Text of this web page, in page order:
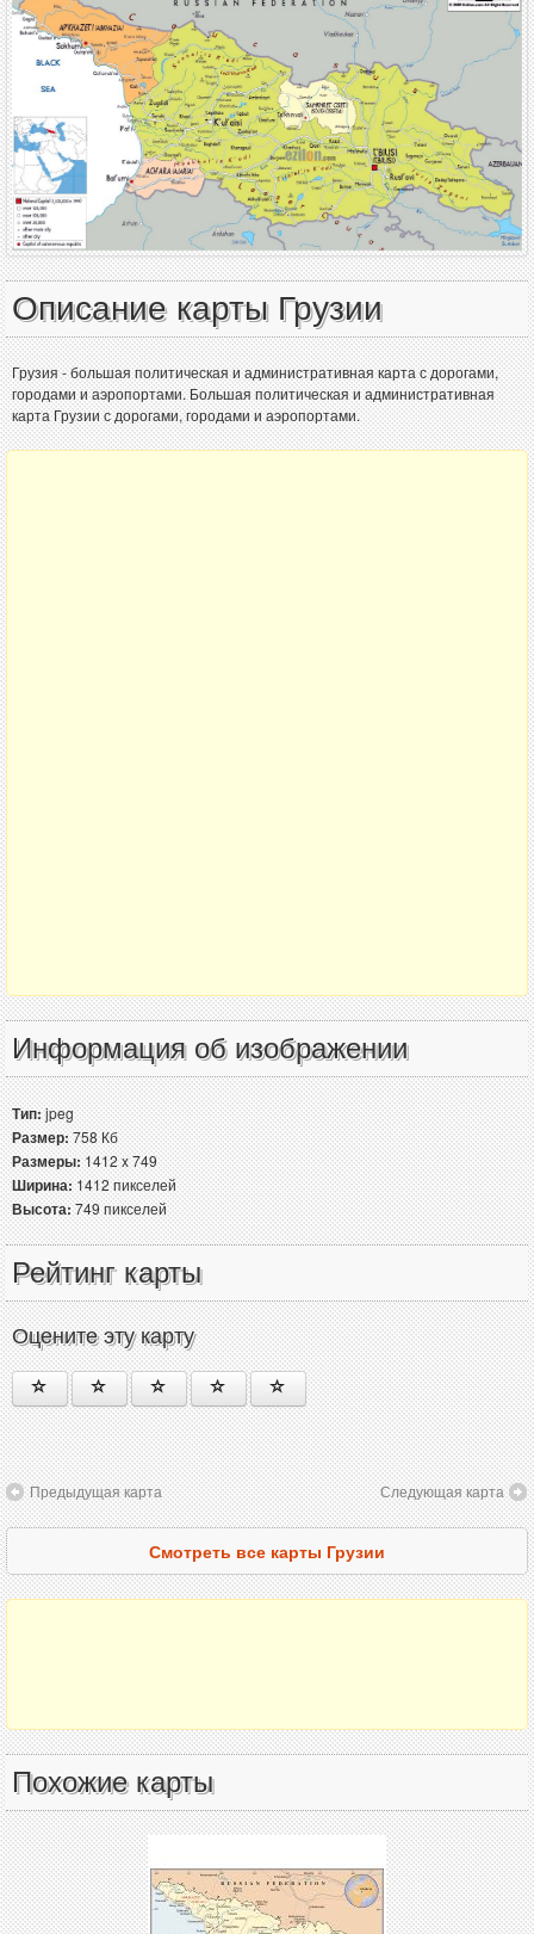
Описание карты Грузии
Грузия - большая политическая и административная карта с дорогами,
городами и аэропортами. Большая политическая и административная
карта Грузии с дорогами, городами и аэропортами.
Информация об изображении
Тип:jpeg
Размер:758 Кб
Размеры:1412 x 749
Ширина:1412 пикселей
Высота:749 пикселей
Рейтинг карты
Оцените эту карту
Предыдущая карта Следующая карта
Смотреть все карты Грузии
Похожие карты